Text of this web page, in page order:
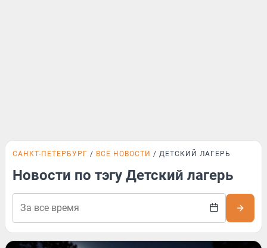
САНКТ-ПЕТЕРБУРГ ВСЕ НОВОСТИ ДЕТСКИЙ ЛАГЕРЬ
Новости по тэгу Детский лагерь